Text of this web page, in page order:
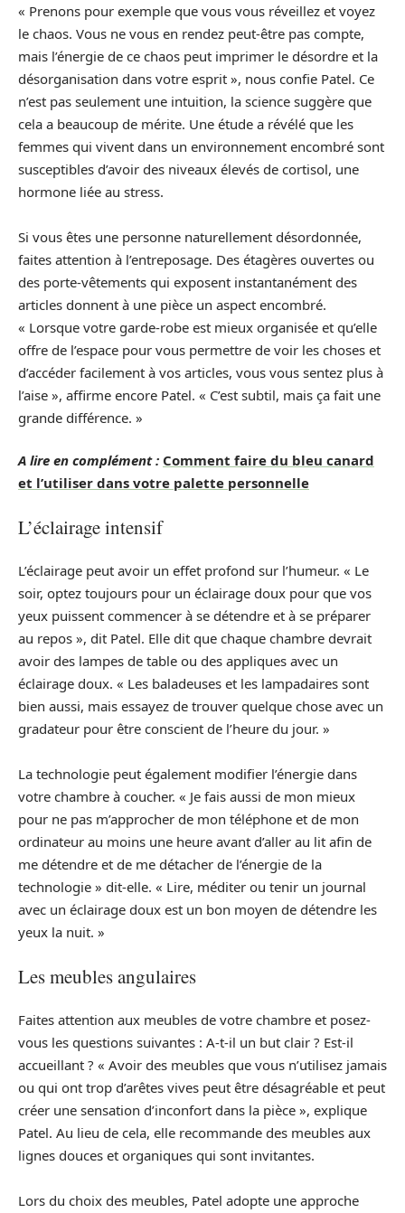
« Prenons pour exemple que vous vous réveillez et voyez
le chaos. Vous ne vous en rendez peut-être pas compte,
mais l’énergie de ce chaos peut imprimer le désordre et la
désorganisation dans votre esprit », nous confie Patel. Ce
n’est pas seulement une intuition, la science suggère que
cela a beaucoup de mérite. Une étude a révélé que les
femmes qui vivent dans un environnement encombré sont
susceptibles d’avoir des niveaux élevés de cortisol, une
hormone liée au stress.
Si vous êtes une personne naturellement désordonnée,
faites attention à l’entreposage. Des étagères ouvertes ou
des porte-vêtements qui exposent instantanément des
articles donnent à une pièce un aspect encombré.
« Lorsque votre garde-robe est mieux organisée et qu’elle
offre de l’espace pour vous permettre de voir les choses et
d’accéder facilement à vos articles, vous vous sentez plus à
l’aise », affirme encore Patel. « C’est subtil, mais ça fait une
grande différence. »
A lire en complément : Comment faire du bleu canard
et l’utiliser dans votre palette personnelle
L’éclairage intensif
L’éclairage peut avoir un effet profond sur l’humeur. « Le
soir, optez toujours pour un éclairage doux pour que vos
yeux puissent commencer à se détendre et à se préparer
au repos », dit Patel. Elle dit que chaque chambre devrait
avoir des lampes de table ou des appliques avec un
éclairage doux. « Les baladeuses et les lampadaires sont
bien aussi, mais essayez de trouver quelque chose avec un
gradateur pour être conscient de l’heure du jour. »
La technologie peut également modifier l’énergie dans
votre chambre à coucher. « Je fais aussi de mon mieux
pour ne pas m’approcher de mon téléphone et de mon
ordinateur au moins une heure avant d’aller au lit afin de
me détendre et de me détacher de l’énergie de la
technologie » dit-elle. « Lire, méditer ou tenir un journal
avec un éclairage doux est un bon moyen de détendre les
yeux la nuit. »
Les meubles angulaires
Faites attention aux meubles de votre chambre et posez-
vous les questions suivantes : A-t-il un but clair ? Est-il
accueillant ? « Avoir des meubles que vous n’utilisez jamais
ou qui ont trop d’arêtes vives peut être désagréable et peut
créer une sensation d’inconfort dans la pièce », explique
Patel. Au lieu de cela, elle recommande des meubles aux
lignes douces et organiques qui sont invitantes.
Lors du choix des meubles, Patel adopte une approche